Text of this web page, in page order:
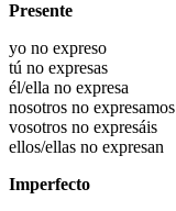
Presente
yo no expreso
tú no expresas
él/ella no expresa
nosotros no expresamos
vosotros no expresáis
ellos/ellas no expresan
Imperfecto